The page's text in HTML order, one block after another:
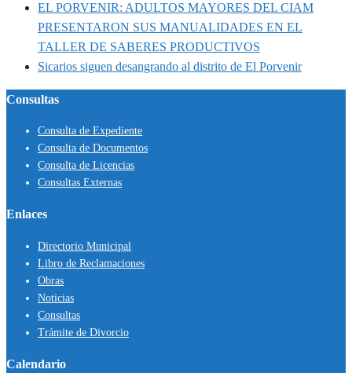
EL PORVENIR: ADULTOS MAYORES DEL CIAM
PRESENTARON SUS MANUALIDADES EN EL
TALLER DE SABERES PRODUCTIVOS
Sicarios siguen desangrando al distrito de El Porvenir
Consultas
Consulta de Expediente
Consulta de Documentos
Consulta de Licencias
Consultas Externas
Enlaces
Directorio Municipal
Libro de Reclamaciones
Obras
Noticias
Consultas
Trámite de Divorcio
Calendario